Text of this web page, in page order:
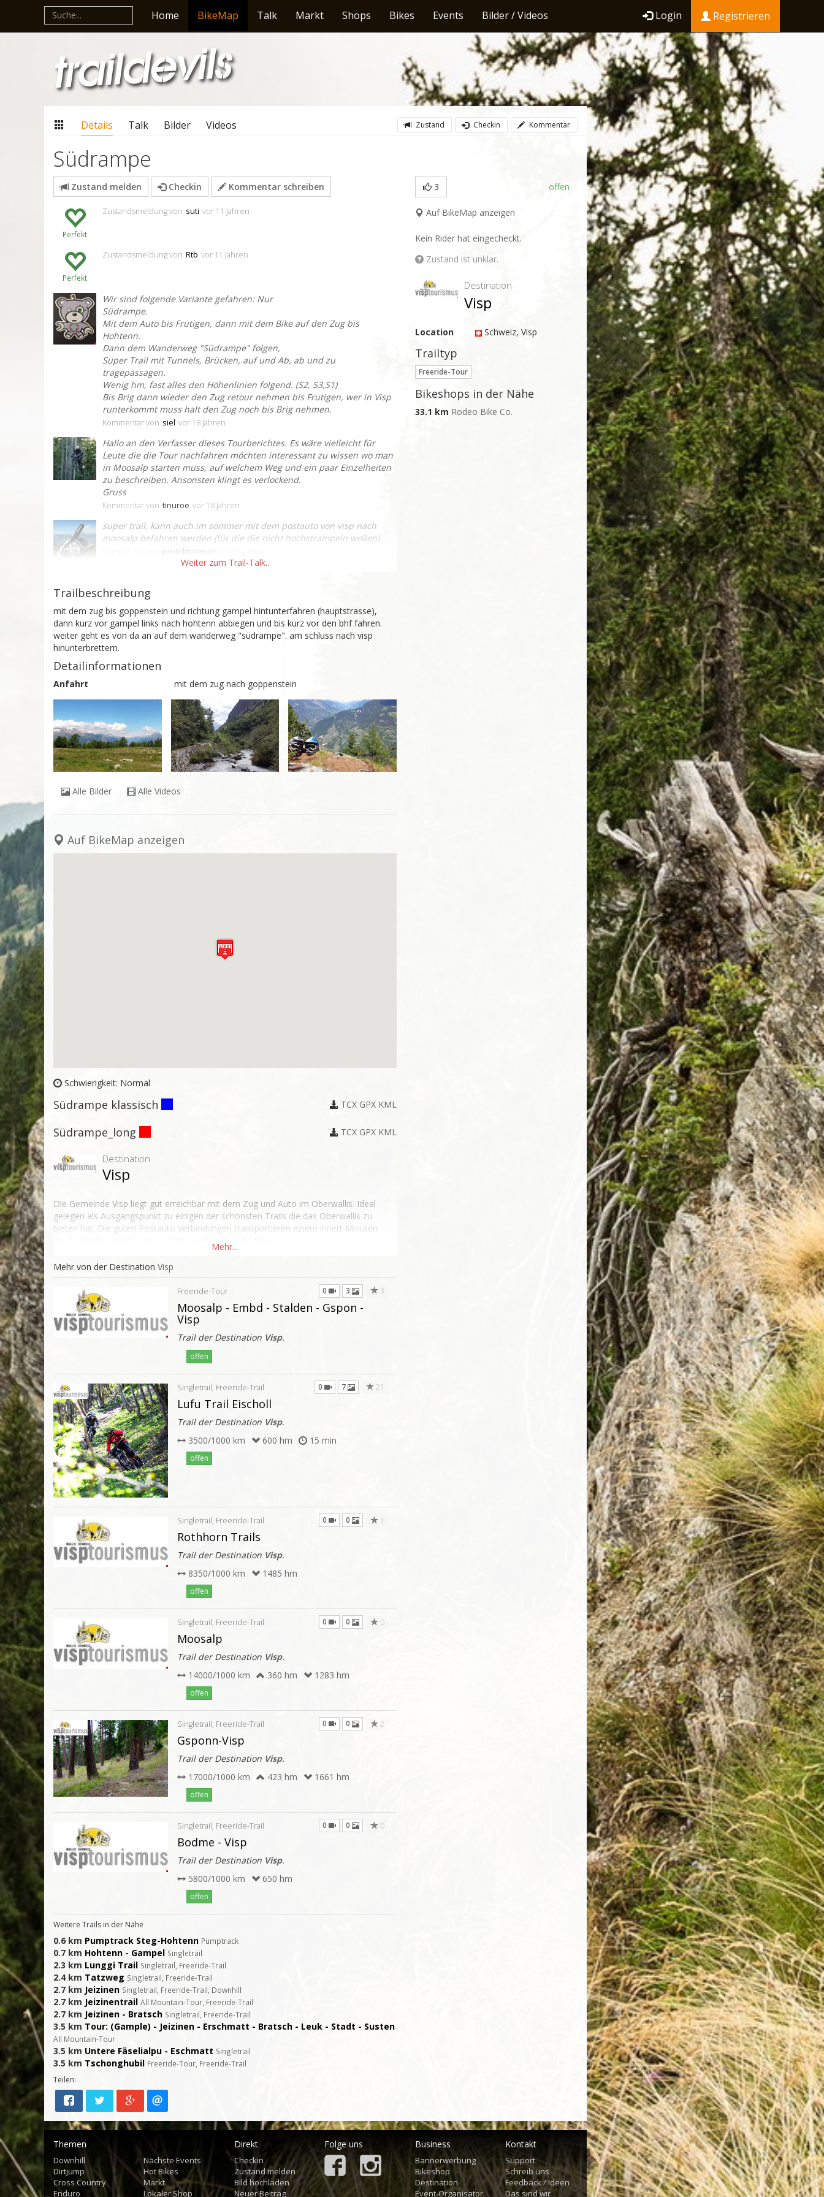
Home BikeMap Talk Markt Shops Bikes Events Bilder / Videos Login Registrieren
Details Talk Bilder Videos Zustand Checkin Kommentar
Südrampe
3 offen
Auf BikeMap anzeigen
Kein Rider hat eingecheckt.
Zustand ist unklar.
Destination
Visp
Location Schweiz, Visp
Trailtyp
Freeride-Tour
Bikeshops in der Nähe
33.1 km Rodeo Bike Co.
Zustand melden Checkin Kommentar schreiben
Perfekt
Zustandsmeldungvon suti vor 11 Jahren
Perfekt
Zustandsmeldungvon Rtb vor 11 Jahren
Wir sind folgende Variante gefahren: Nur
Südrampe.
Mit dem Auto bis Frutigen, dann mit dem Bike auf den Zug bis
Hohtenn.
Dann dem Wanderweg "Südrampe" folgen,
Super Trail mit Tunnels, Brücken, auf und Ab, ab und zu
tragepassagen.
Wenig hm, fast alles den Höhenlinien folgend. (S2, S3,S1)
Bis Brig dann wieder den Zug retour nehmen bis Frutigen, wer in Visp
runterkommt muss halt den Zug noch bis Brig nehmen.
Kommentarvon siel vor 18 Jahren
Hallo an den Verfasser dieses Tourberichtes. Es wäre vielleicht für
Leute die die Tour nachfahren möchten interessant zu wissen wo man
in Moosalp starten muss, auf welchem Weg und ein paar Einzelheiten
zu beschreiben. Ansonsten klingt es verlockend.
Gruss
Kommentarvon tinuroe vor 18 Jahren
super trail, kann auch im sommer mit dem postauto von visp nach
moosalp befahren werden (für die die nicht hochstrampeln wollen).
protektoren.ch
Trailbeschreibung
mit dem zug bis goppenstein und richtung gampel hintunterfahren (hauptstrasse),
dann kurz vor gampel links nach hohtenn abbiegen und bis kurz vor den bhf fahren.
weiter geht es von da an auf dem wanderweg "südrampe". am schluss nach visp
hinunterbrettern.
Detailinformationen
Anfahrt mit dem zug nach goppenstein
Alle Bilder Alle Videos
Auf BikeMap anzeigen
Schwierigkeit: Normal
Südrampe klassisch TCX GPX KML
Südrampe_long TCX GPX KML
Destination
Visp
Die Gemeinde Visp liegt gut erreichbar mit dem Zug und Auto im Oberwallis. Ideal
gelegen als Ausgangspunkt zu einigen der schönsten Trails die das Oberwallis zu
bieten hat. Die guten Postauto Verbindungen transportieren einem innert Minuten
durch Wälder, Weinberge und Wiesen hinauf in die Berge.
Mehr von der Destination Visp
Freeride-Tour 0 3 3
Moosalp - Embd - Stalden - Gspon -
Visp
Trail der Destination Visp.
offen
Singletrail, Freeride-Trail 0 7 21
Lufu Trail Eischoll
Trail der Destination Visp.
3500/1000 km
600 hm 15 min
offen
Singletrail, Freeride-Trail 0 0 1
Rothhorn Trails
Trail der Destination Visp.
8350/1000 km
1485 hm
offen
Singletrail, Freeride-Trail 0 0 0
Moosalp
Trail der Destination Visp.
14000/1000 km
360 hm 1283 hm
offen
Singletrail, Freeride-Trail 0 0 2
Gsponn-Visp
Trail der Destination Visp.
17000/1000 km
423 hm 1661 hm
offen
Singletrail, Freeride-Trail 0 0 0
Bodme - Visp
Trail der Destination Visp.
5800/1000 km
650 hm
offen
Weitere Trails in der Nähe
0.6 km Pumptrack Steg-Hohtenn Pumptrack
0.7 km Hohtenn - Gampel Singletrail
2.3 km Lunggi Trail Singletrail, Freeride-Trail
2.4 km Tatzweg Singletrail, Freeride-Trail
2.7 km Jeizinen Singletrail, Freeride-Trail, Downhill
2.7 km Jeizinentrail All Mountain-Tour, Freeride-Trail
2.7 km Jeizinen - Bratsch Singletrail, Freeride-Trail
3.5 km Tour: (Gample) - Jeizinen - Erschmatt - Bratsch - Leuk - Stadt - Susten
All Mountain-Tour
3.5 km Untere Fäselialpu - Eschmatt Singletrail
3.5 km Tschonghubil Freeride-Tour, Freeride-Trail
Teilen:
Themen
Downhill
Dirtjump
Cross Country
Enduro
Nächste Events
Hot Bikes
Markt
Lokaler Shop
Direkt
Checkin
Zustand melden
Bild hochladen
Neuer Beitrag
Folge uns Business
Bannerwerbung
Bikeshop
Destination
Event-Organisator
Kontakt
Support
Schreib uns
Feedback / Ideen
Das sind wir